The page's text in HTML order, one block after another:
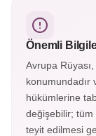
harikasıdır.
şapellerle
Önemli
Avrupa
konumundadır
hükümlerine
değişebilir;
teyit edilmesi